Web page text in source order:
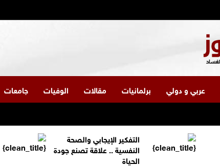
عربي و دولي برلمانيات مقالات الوفيات جامعات
التفكير الإيجابي والصحة
النفسية .. علاقة تصنع جودة
الحياة